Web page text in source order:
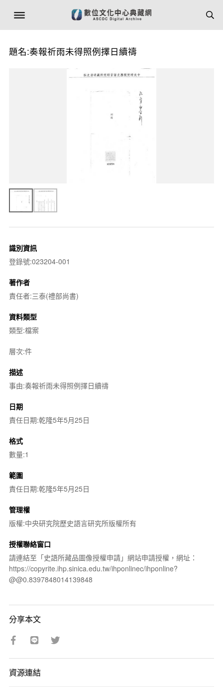
題名:奏報祈雨未得照例擇日續禱
識別資訊
登錄號:023204-001
著作者
責任者:三泰(禮部尚書)
資料類型
類型:檔案
層次:件
描述
事由:奏報祈雨未得照例擇日續禱
日期
責任日期:乾隆5年5月25日
格式
數量:1
範圍
責任日期:乾隆5年5月25日
管理權
版權:中央研究院歷史語言研究所版權所有
授權聯絡窗口
請連結至「史語所藏品圖像授權申請」網站申請授權，網址：
https://copyrite.ihp.sinica.edu.tw/ihponlinec/ihponline?
@@0.8397848014139848
分享本文
資源連結